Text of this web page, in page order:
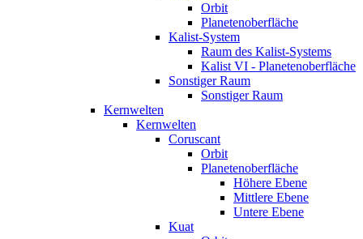
Orbit
Planetenoberfläche
Kalist-System
Raum des Kalist-Systems
Kalist VI - Planetenoberfläche
Sonstiger Raum
Sonstiger Raum
Kernwelten
Kernwelten
Coruscant
Orbit
Planetenoberfläche
Höhere Ebene
Mittlere Ebene
Untere Ebene
Kuat